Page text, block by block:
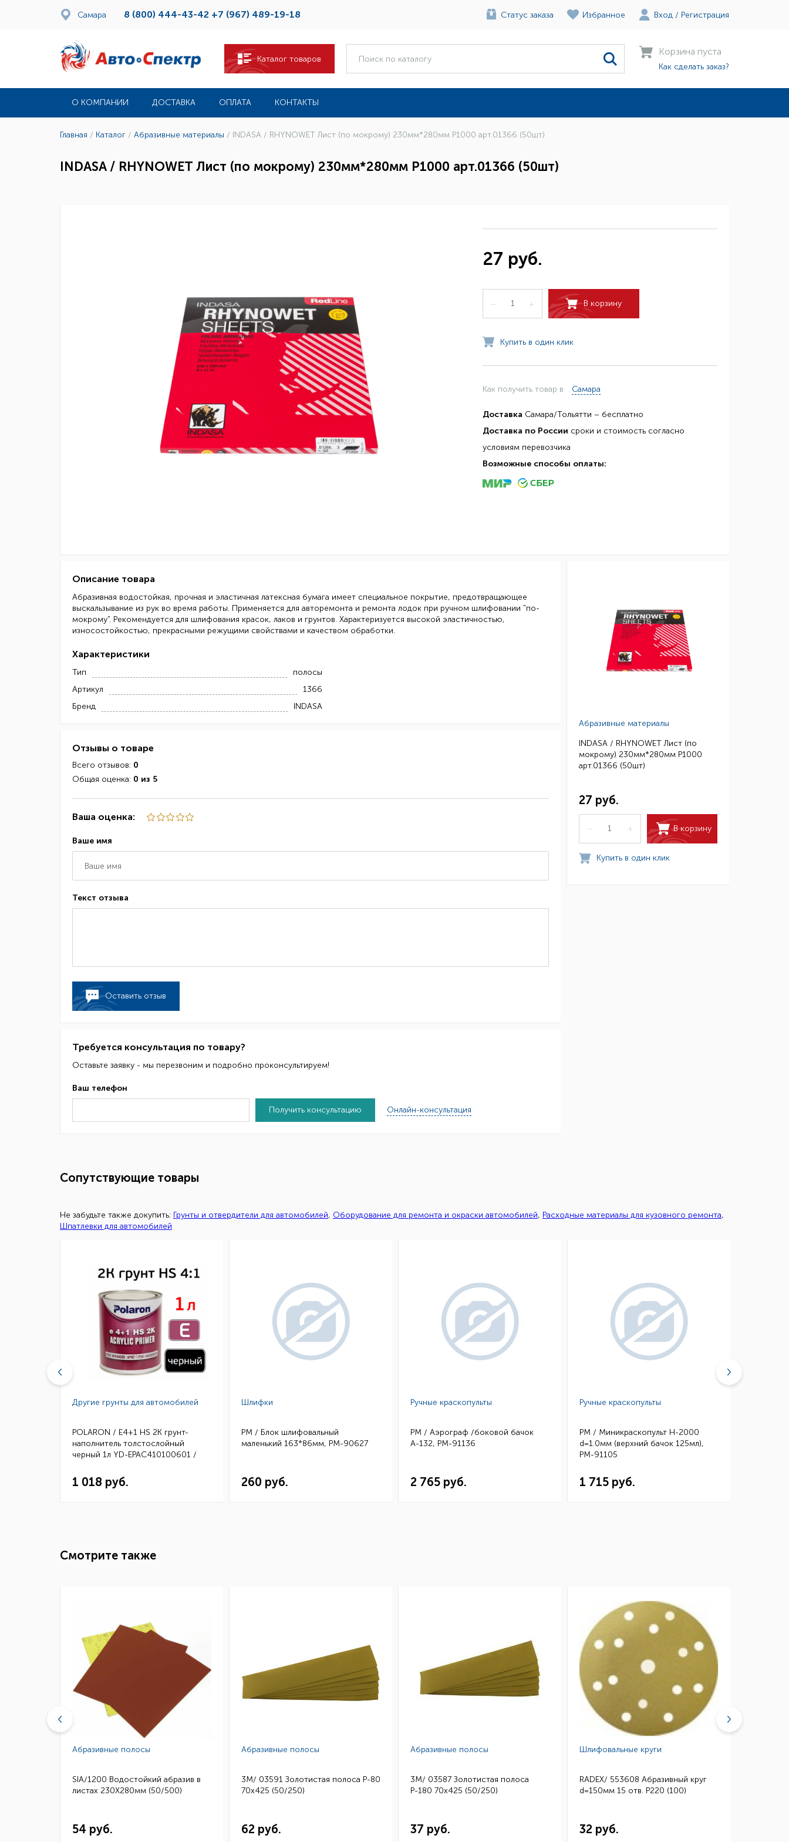
Самара 8 (800) 444-43-42 +7 (967) 489-19-18 Статус заказа Избранное Вход / Регистрация
Каталог товаров
Корзина пуста
Как сделать заказ?
О КОМПАНИИ ДОСТАВКА ОПЛАТА КОНТАКТЫ
Главная / Каталог / Абразивные материалы / INDASA / RHYNOWET Лист (по мокрому) 230мм*280мм Р1000 арт.01366 (50шт)
INDASA / RHYNOWET Лист (по мокрому) 230мм*280мм Р1000 арт.01366 (50шт)
27 руб.
– + В корзину
Купить в один клик
Как получить товар в Самара
Доставка Самара/Тольятти – бесплатно
Доставка по России сроки и стоимость согласно
условиям перевозчика
Возможные способы оплаты:
Описание товара
Абразивная водостойкая, прочная и эластичная латексная бумага имеет специальное покрытие, предотвращающее
выскальзывание из рук во время работы. Применяется для авторемонта и ремонта лодок при ручном шлифовании "по-
мокрому". Рекомендуется для шлифования красок, лаков и грунтов. Характеризуется высокой эластичностью,
износостойкостью, прекрасными режущими свойствами и качеством обработки.
Характеристики
Тип
полосы
Артикул
1366
Бренд
INDASA
Отзывы о товаре
Всего отзывов: 0
Общая оценка: 0 из 5
Ваша оценка:
Ваше имя
Текст отзыва
Оставить отзыв
Требуется консультация по товару?
Оставьте заявку - мы перезвоним и подробно проконсультируем!
Ваш телефон
Получить консультацию Онлайн-консультация
Абразивные материалы
INDASA / RHYNOWET Лист (по
мокрому) 230мм*280мм Р1000
арт.01366 (50шт)
27 руб.
– + В корзину
Купить в один клик
Сопутствующие товары
Не забудьте также докупить: Грунты и отвердители для автомобилей, Оборудование для ремонта и окраски автомобилей, Расходные материалы для кузовного ремонта,
Шпатлевки для автомобилей
Другие грунты для автомобилей
POLARON / E4+1 HS 2K грунт-
наполнитель толстослойный
черный 1л YD-EPAC410100601 /
1 018 руб.
Шлифки
РМ / Блок шлифовальный
маленький 163*86мм, РМ-90627
260 руб.
Ручные краскопульты
РМ / Аэрограф /боковой бачок
А-132, РМ-91136
2 765 руб.
Ручные краскопульты
РМ / Миникраскопульт H-2000
d=1.0мм (верхний бачок 125мл),
РМ-91105
1 715 руб.
Смотрите также
Абразивные полосы
SIA/1200 Водостойкий абразив в
листах 230Х280мм (50/500)
54 руб.
Абразивные полосы
3M/ 03591 Золотистая полоса Р-80
70х425 (50/250)
62 руб.
Абразивные полосы
3M/ 03587 Золотистая полоса
Р-180 70х425 (50/250)
37 руб.
Шлифовальные круги
RADEX/ 553608 Абразивный круг
d=150мм 15 отв. Р220 (100)
32 руб.